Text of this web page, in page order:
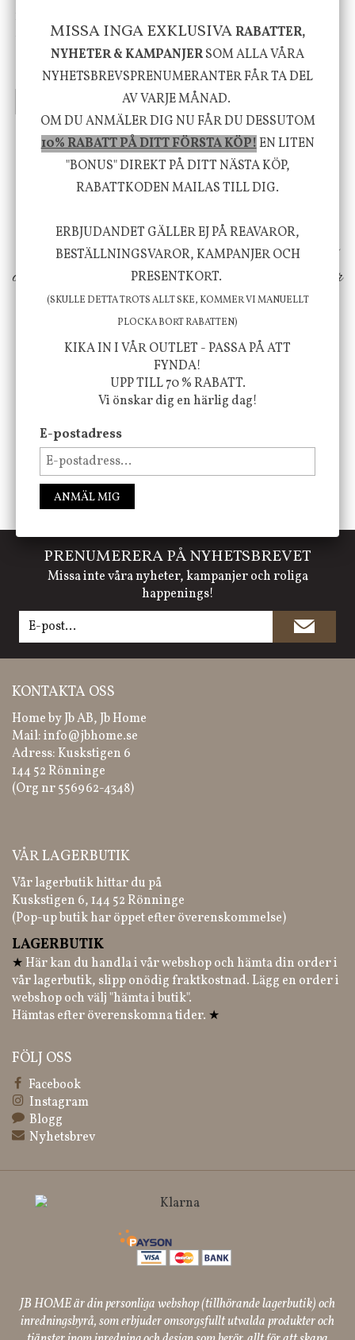
Skål, Hands marmor
635 kr795 kr
Serveringsfat, Ostron,
Stengods
415 kr
INFO
Vi vill förmedla känsla, upplevelse och
välbefinnande för dig och ditt hem! Med
inspiration från naturen och dess färgpalett
erbjuder vi omsorgsfullt utvalda produkter som
ökar trivsel i ditt hem och ger det lilla extra för
att öka ditt välmående!
FÖLJ OSS PÅ INSTAGRAM @JBHOME
PRENUMERERA PÅ NYHETSBREVET
Missa inte våra nyheter, kampanjer och roliga
happenings!
KONTAKTA OSS
Home by Jb AB, Jb Home
Mail:info@jbhome.se
Adress: Kuskstigen 6
144 52 Rönninge
(Org nr 556962-4348)
VÅR LAGERBUTIK
Vår lagerbutik hittar du på
Kuskstigen 6, 144 52 Rönninge
(Pop-up butik har öppet efter överenskommelse)
LAGERBUTIK
★ Här kan du handla i vår webshop och hämta din order i
vår lagerbutik, slipp onödig fraktkostnad. Lägg en order i
webshop och välj "hämta i butik".
Hämtas efter överenskomna tider. ★
FÖLJ OSS
Facebook
Instagram
Blogg
Nyhetsbrev
JB HOME är din personliga webshop (tillhörande lagerbutik) och
inredningsbyrå, som erbjuder omsorgsfullt utvalda produkter och
MISSA INGA EXKLUSIVARABATTER,
NYHETER & KAMPANJERSOM ALLA VÅRA
NYHETSBREVSPRENUMERANTER FÅR TA DEL
AV VARJE MÅNAD.
OM DU ANMÄLER DIG NU FÅR DU DESSUTOM
10% RABATT PÅ DITT FÖRSTA KÖP!EN LITEN
"BONUS" DIREKT PÅ DITT NÄSTA KÖP,
RABATTKODEN MAILAS TILL DIG.
ERBJUDANDET GÄLLER EJ PÅ REAVAROR,
BESTÄLLNINGSVAROR, KAMPANJER OCH
PRESENTKORT.
(SKULLE DETTA TROTS ALLT SKE, KOMMER VI MANUELLT
PLOCKA BORT RABATTEN)
KIKA IN I VÅR OUTLET - PASSA PÅ ATT
FYNDA!
UPP TILL 70 % RABATT.
Vi önskar dig en härlig dag!
E-postadress
ANMÄL MIG